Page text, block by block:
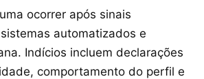
ocorrer após sinais
automatizados e
Indícios incluem declarações
comportamento do perfil e